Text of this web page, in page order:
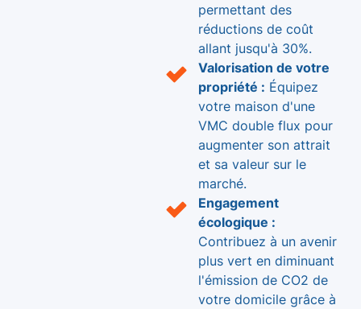
permettant des
réductions de coût
allant jusqu'à 30%.
Valorisation de votre
propriété : Équipez
votre maison d'une
VMC double flux pour
augmenter son attrait
et sa valeur sur le
marché.
Engagement
écologique :
Contribuez à un avenir
plus vert en diminuant
l'émission de CO2 de
votre domicile grâce à